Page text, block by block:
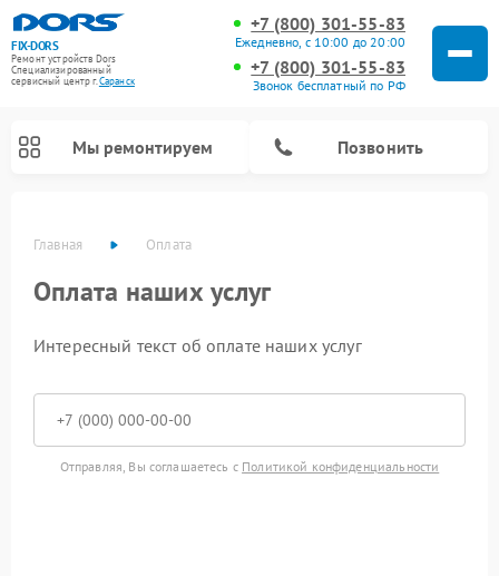
FIX-DORS
Ремонт устройств Dors
Специализированный
cервисный центр г.Саранск
+7 (800) 301-55-83
Ежедневно, с 10:00 до 20:00
+7 (800) 301-55-83
Звонок бесплатный по РФ
Мы ремонтируем Позвонить
Главная Оплата
Оплата наших услуг
Интересный текст об оплате наших услуг
Отправляя, Вы соглашаетесь с Политикой конфиденциальности